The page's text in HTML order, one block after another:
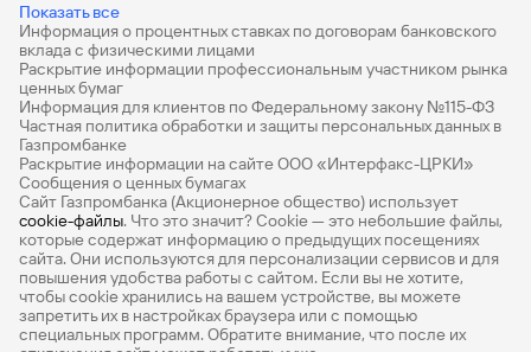
сообщении операции и (или) финансовые инструменты
ни при каких обстоятельствах не гарантируют доход, на
который вы, возможно, рассчитываете, при условии
использования предоставленной информации для
принятия инвестиционных решений. Не является
банковским вкладом. Денежные средства,
размещенные на брокерских счетах и вложенные в
облигации, не подпадают под действие Федерального
закона от 23.12.2003 №177 — ФЗ «О страховании
вкладов в банках Российской Федерации». Налоговым
кодексом Российской Федерации предусмотрены
инвестиционный налоговый вычет из суммы внесенных
налогоплательщиком в налоговом периоде на
индивидуальный инвестиционный счёт (далее – ИИС)
денежных средств - налоговый вычет на взнос (тип
Показать все
Дебетовые карты с бесплатным обслуживанием
Все накопительные счета
Банковские вклады на 3 месяца
Вклады с высоким процентом
Калькулятор вкладов
Виртуальные карты
Премиум
Private
Информация о процентных ставках по договорам банковского
вклада с физическими лицами
Раскрытие информации профессиональным участником рынка
ценных бумаг
Информация для клиентов по Федеральному закону №115-ФЗ
Частная политика обработки и защиты персональных данных в
Газпромбанке
Раскрытие информации на сайте ООО «Интерфакс-ЦРКИ»
Сообщения о ценных бумагах
Сайт Газпромбанка (Акционерное общество) использует
cookie-файлы. Что это значит? Сookie — это небольшие файлы,
которые содержат информацию о предыдущих посещениях
сайта. Они используются для персонализации сервисов и для
повышения удобства работы с сайтом. Если вы не хотите,
чтобы сookie хранились на вашем устройстве, вы можете
запретить их в настройках браузера или с помощью
специальных программ. Обратите внимание, что после их